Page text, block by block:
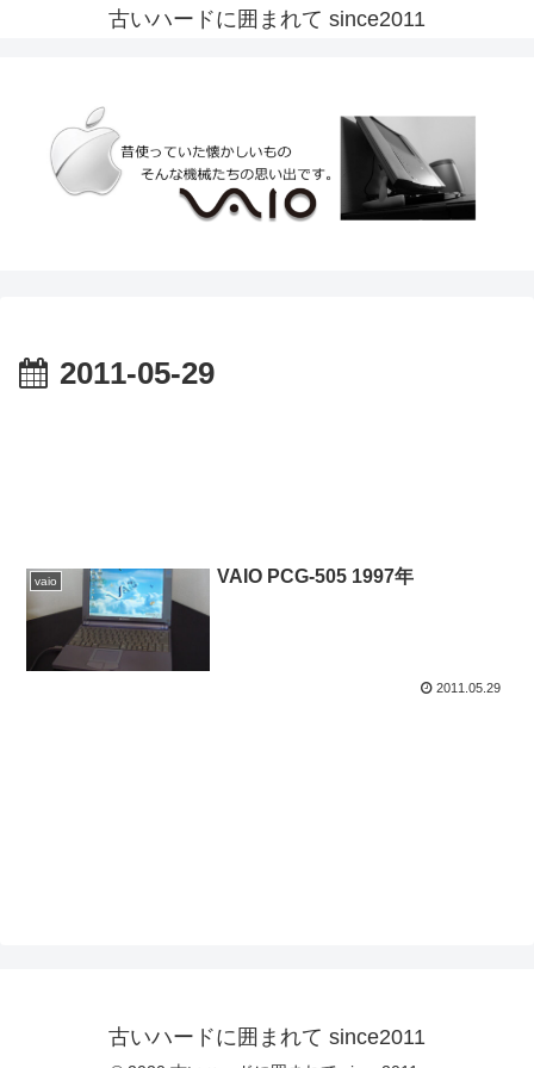
古いハードに囲まれて since2011
2011-05-29
vaio VAIO PCG-505 1997年
2011.05.29
古いハードに囲まれて since2011